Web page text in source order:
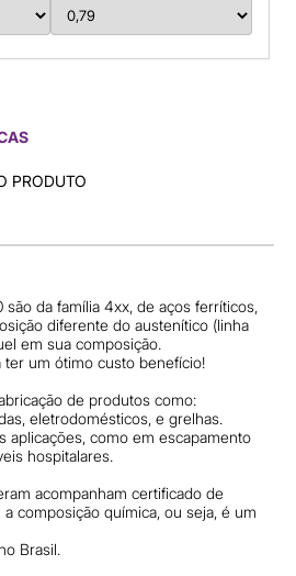
PRODUTO
da família 4xx, de aços ferríticos,
diferente do austenítico (linha
em sua composição.
ter um ótimo custo benefício!
de produtos como:
eletrodomésticos, e grelhas.
aplicações, como em escapamento
hospitalares.
acompanham certificado de
composição química, ou seja, é um
Brasil.